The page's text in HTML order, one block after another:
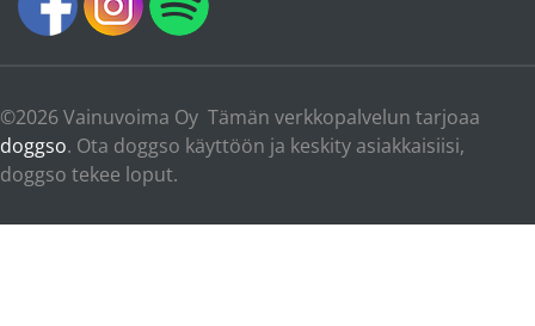
©2026 Vainuvoima Oy Tämän verkkopalvelun tarjoaa
doggso. Ota doggso käyttöön ja keskity asiakkaisiisi,
doggso tekee loput.